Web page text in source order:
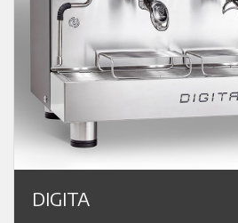
DIGITA